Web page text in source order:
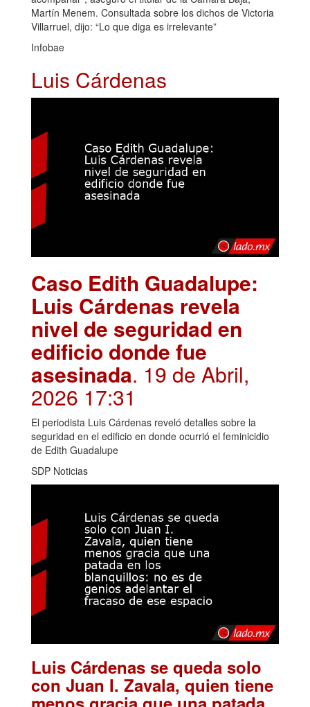
Martín Menem. Consultada sobre los dichos de Victoria
Villarruel, dijo: “Lo que diga es irrelevante”
Infobae
Luis Cárdenas
Caso Edith Guadalupe:
Luis Cárdenas revela
nivel de seguridad en
edificio donde fue
asesinada. 19 de Abril,
2026 17:31
El periodista Luis Cárdenas reveló detalles sobre la
seguridad en el edificio en donde ocurrió el feminicidio
de Edith Guadalupe
SDP Noticias
Luis Cárdenas se queda solo
con Juan I. Zavala, quien tiene